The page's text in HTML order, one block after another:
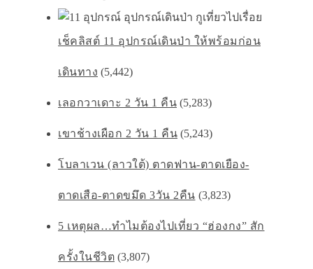
เช็คลิสต์ 11 อุปกรณ์เดินป่า ให้พร้อมก่อน
เดินทาง (5,442)
เลอกวาเดาะ 2 วัน 1 คืน (5,283)
เขาช้างเผือก 2 วัน 1 คืน (5,243)
โบลาเวน (ลาวใต้) ตาดฟาน-ตาดเยือง-
ตาดเสือ-ตาดขมึด 3วัน 2คืน (3,823)
5 เหตุผล…ทำไมต้องไปเที่ยว “ฮ่องกง” สัก
ครั้งในชีวิต (3,807)